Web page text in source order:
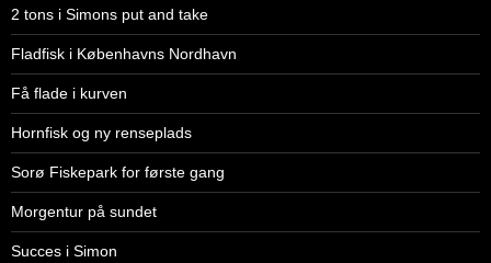
2 tons i Simons put and take
Fladfisk i Københavns Nordhavn
Få flade i kurven
Hornfisk og ny renseplads
Sorø Fiskepark for første gang
Morgentur på sundet
Succes i Simon